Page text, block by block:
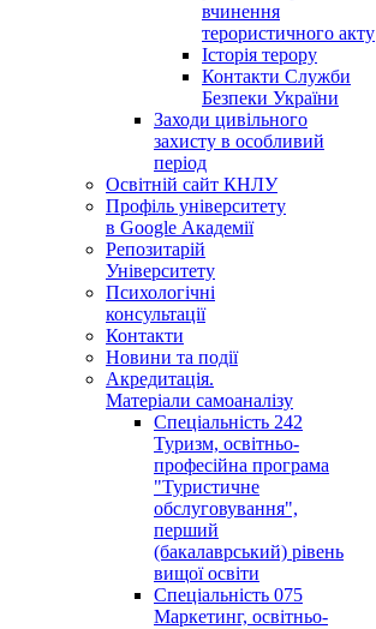
вчинення
терористичного акту
Історія терору
Контакти Служби
Безпеки України
Заходи цивільного
захисту в особливий
період
Освітній сайт КНЛУ
Профіль університету
в Google Академії
Репозитарій
Університету
Психологічні
консультації
Контакти
Новини та події
Акредитація.
Матеріали самоаналізу
Спеціальність 242
Туризм, освітньо-
професійна програма
"Туристичне
обслуговування",
перший
(бакалаврський) рівень
вищої освіти
Спеціальність 075
Маркетинг, освітньо-